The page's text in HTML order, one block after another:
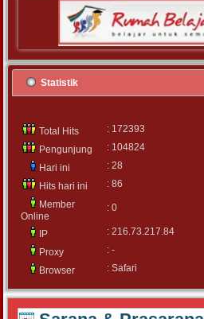
Statistik
Total Hits
: 172393
Pengunjung
: 104824
Hari ini
: 28
Hits hari ini
: 86
Member
Online
: 0
IP
: 216.73.217.84
Proxy
: -
Browser
: Safari